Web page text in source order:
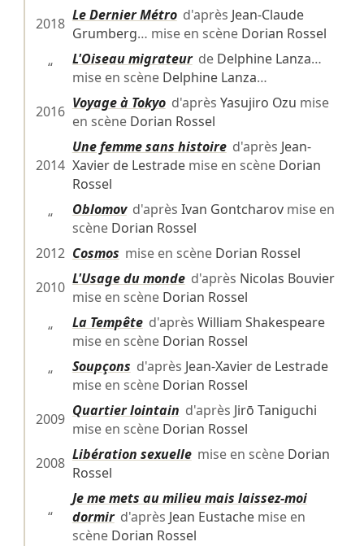
2018 Le Dernier Métrod'après Jean-Claude
Grumberg… mise en scène Dorian Rossel
“
L'Oiseau migrateurde Delphine Lanza…
mise en scène Delphine Lanza…
2016 Voyage à Tokyod'après Yasujiro Ozu mise
en scène Dorian Rossel
2014
Une femme sans histoired'après Jean-
Xavier de Lestrademise en scène Dorian
Rossel
“
Oblomovd'après Ivan Gontcharovmise en
scène Dorian Rossel
2012 Cosmos mise en scène Dorian Rossel
2010 L'Usage du monded'après Nicolas Bouvier
mise en scène Dorian Rossel
“
La Tempêted'après William Shakespeare
mise en scène Dorian Rossel
“
Soupçons d'après Jean-Xavier de Lestrade
mise en scène Dorian Rossel
2009 Quartier lointain d'après Jirō Taniguchi
mise en scène Dorian Rossel
2008 Libération sexuellemise en scène Dorian
Rossel
“
Je me mets au milieu mais laissez-moi
dormird'après Jean Eustachemise en
scène Dorian Rossel